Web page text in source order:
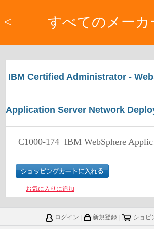
< すべてのメーカ
IBM Certified Administrator -
Application Server Network
C1000-174 IBM WebSphere Application Server Network Deployment v9.0.5 Administrator
お気に入りに追加
ログイン 新規登録 ショピ